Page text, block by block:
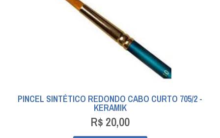
PINCEL SINTÉTICO REDONDO CABO CURTO 705/2 -
KERAMIK
R$ 20,00